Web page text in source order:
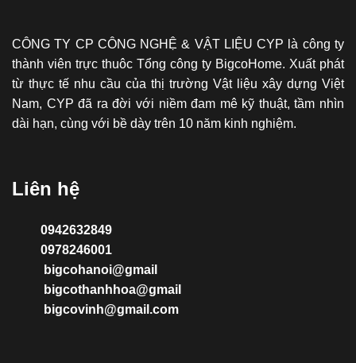
CÔNG TY CP CÔNG NGHỆ & VẬT LIỆU CYP là công ty
thành viên trực thuôc Tổng công ty BigcoHome. Xuất phát
từ thực tế nhu cầu của thị trường Vật liệu xây dựng Việt
Nam, CYP đã ra đời với niềm đam mê kỹ thuật, tầm nhìn
dài hạn, cùng với bề dày trên 10 năm kinh nghiệm.
Liên hệ
0942632849
0978246001
bigcohanoi@gmail
bigcothanhhoa@gmail
bigcovinh@gmail.com